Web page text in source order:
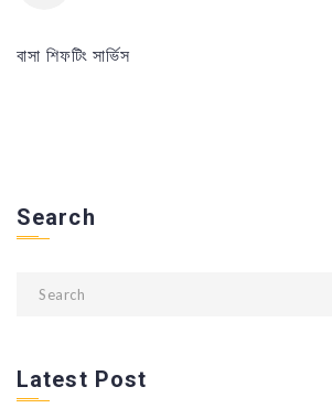
বাসা শিফটিং সার্ভিস
Search
Latest Post